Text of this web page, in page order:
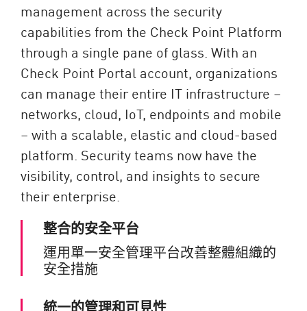
management across the security
capabilities from the Check Point Platform
through a single pane of glass. With an
Check Point Portal account, organizations
can manage their entire IT infrastructure –
networks, cloud, IoT, endpoints and mobile
– with a scalable, elastic and cloud-based
platform. Security teams now have the
visibility, control, and insights to secure
their enterprise.
整合的安全平台
運用單一安全管理平台改善整體組織的
安全措施
統一的管理和可見性